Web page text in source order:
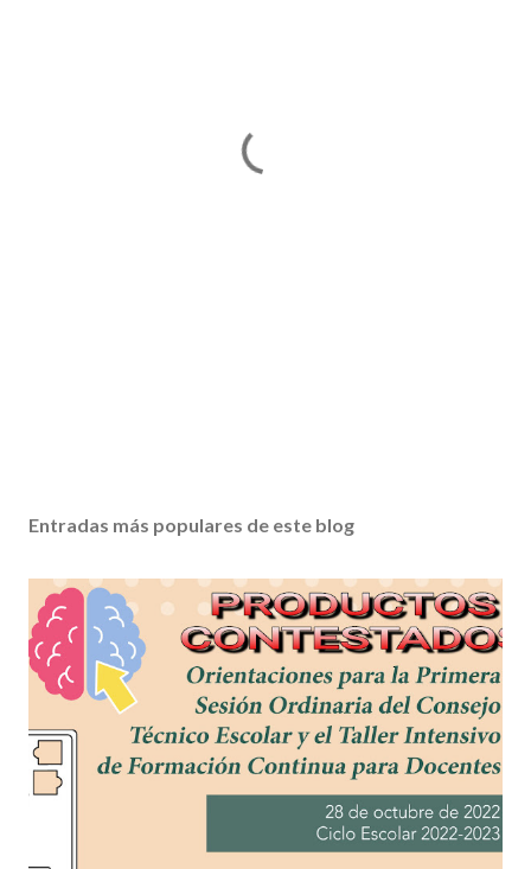
Entradas más populares de este blog